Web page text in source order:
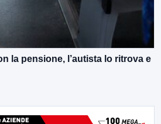
la pensione, l’autista lo ritrova e